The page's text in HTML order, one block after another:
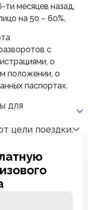
месяцев назад,
на 50 – 60%.
с
о
положении, о
паспортах.
для
цели поездки.